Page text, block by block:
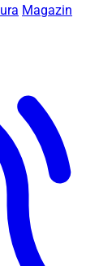
Magazin